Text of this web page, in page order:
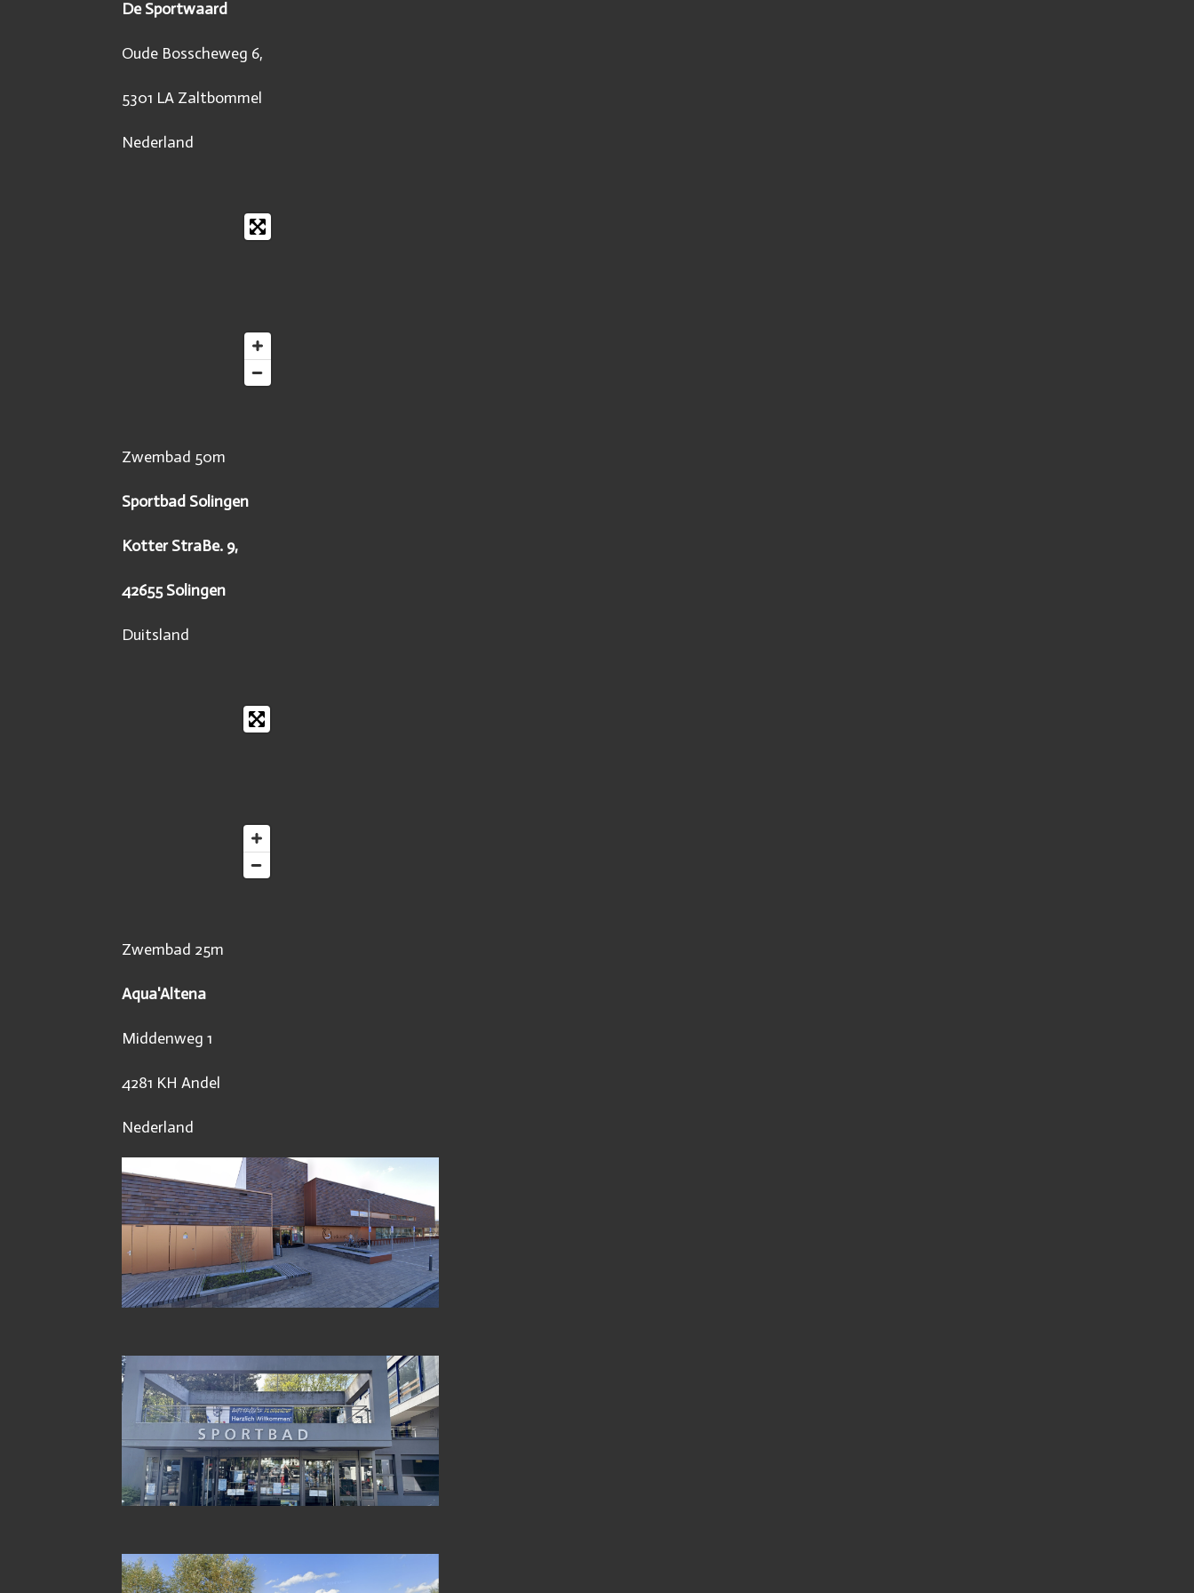
De Sportwaard
Oude Bosscheweg 6,
5301 LA Zaltbommel
Nederland
Zwembad 50m
Sportbad Solingen
Kotter StraBe. 9,
42655 Solingen
Duitsland
Zwembad 25m
Aqua'Altena
Middenweg 1
4281 KH Andel
Nederland